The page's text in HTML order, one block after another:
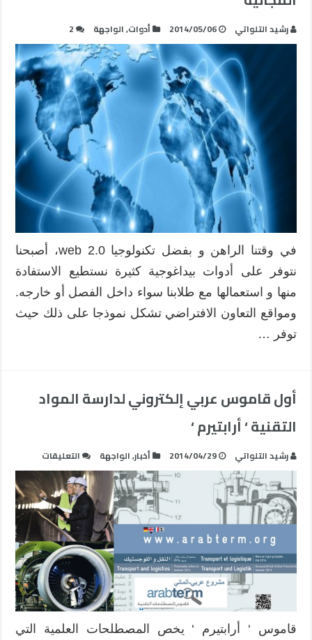
رشيد التلواتي 2014/05/06 أدوات,الواجهة 2
في وقتنا الراهن و بفضل تكنولوجيا web 2.0، أصبحنا
نتوفر على أدوات بيداغوجية كثيرة نستطيع الاستفادة
منها و استعمالها مع طلابنا سواء داخل الفصل أو خارجه.
ومواقع التعاون الافتراضي تشكل نموذجا على ذلك حيث
توفر …
أول قاموس عربي إلكتروني لدارسة المواد
التقنية ‘ أرابتيرم ‘
رشيد التلواتي 2014/04/29 أخبار,الواجهة التعليقات
أول
قاموس
عربي
إلكتروني
لدارسة
المواد
التقنية
‘
أرابتيرم
‘
مغلقة
قاموس ‘ أرابتيرم ‘ يخص المصطلحات العلمية التي